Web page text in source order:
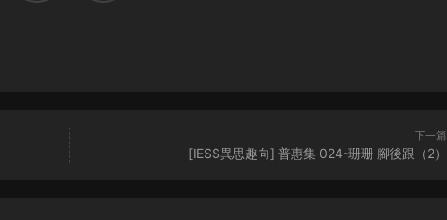
下一篇
[IESS異思趣向] 普惠集 024-珊珊 腳後跟（2）